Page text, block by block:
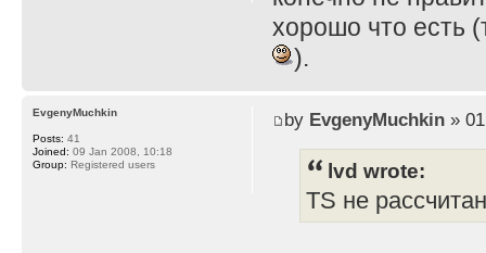
хорошо что есть
).
by EvgenyMuchkin» 01
lvd wrote:
TS не
EvgenyMuchkin
Posts: 41
Joined: 09 Jan 2008, 10:18
Group: Registered users